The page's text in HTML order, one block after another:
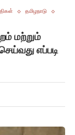
தமிழநாடு
மற்றும்
எப்படி